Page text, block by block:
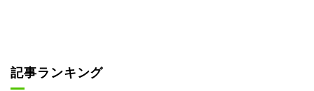
記事ランキング